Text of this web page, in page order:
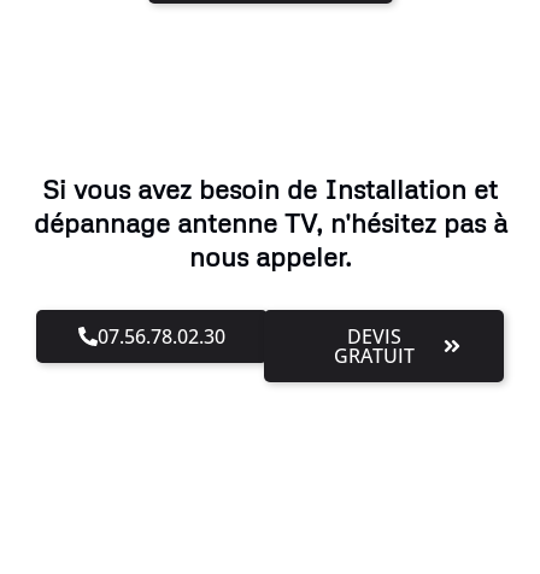
Si vous avez besoin de Installation et
dépannage antenne TV, n'hésitez pas à
nous appeler.
07.56.78.02.30 DEVIS
GRATUIT